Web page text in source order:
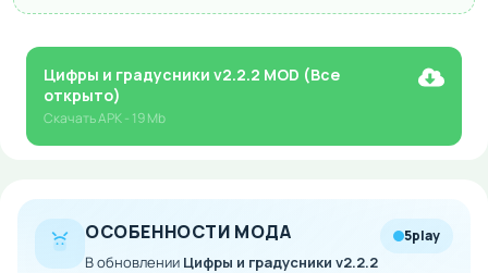
Цифры и градусники v2.2.2 MOD (Все
открыто)
СкачатьAPK- 19 Mb
ОСОБЕННОСТИ МОДА
В обновлении Цифры и градусники v2.2.2
5play